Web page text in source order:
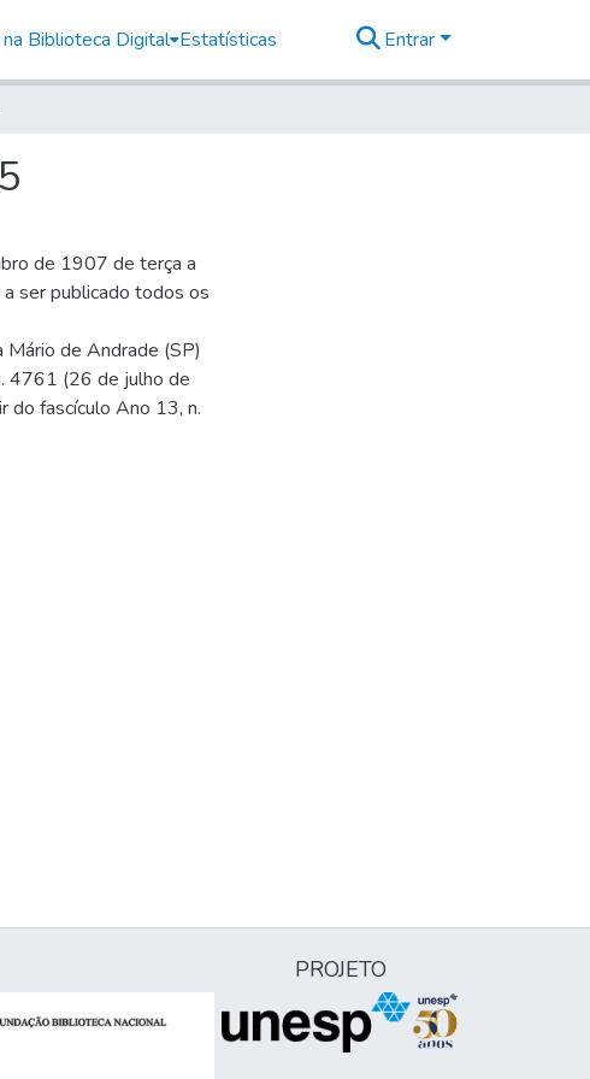
na Biblioteca Digital Estatísticas Entrar
de 1907 de terça a
ser publicado todos os
de Andrade (SP)
4761 (26 de julho de
do fascículo Ano 13, n.
PROJETO